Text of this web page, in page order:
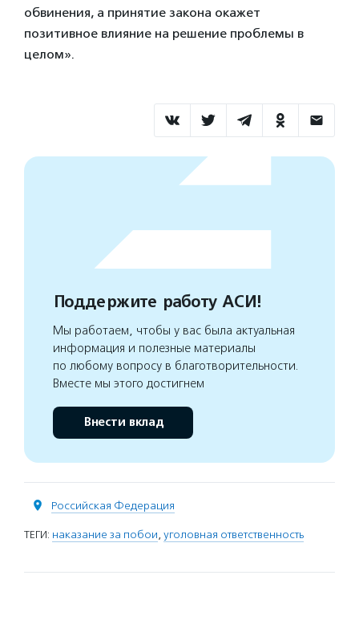
обвинения, а принятие закона окажет
позитивное влияние на решение проблемы в
целом».
Поддержите работу АСИ!
Мы работаем, чтобы у вас была актуальная
информация и полезные материалы
по любому вопросу в благотворительности.
Вместе мы этого достигнем
Внести вклад
Российская Федерация
ТЕГИ: наказание за побои, уголовная ответственность